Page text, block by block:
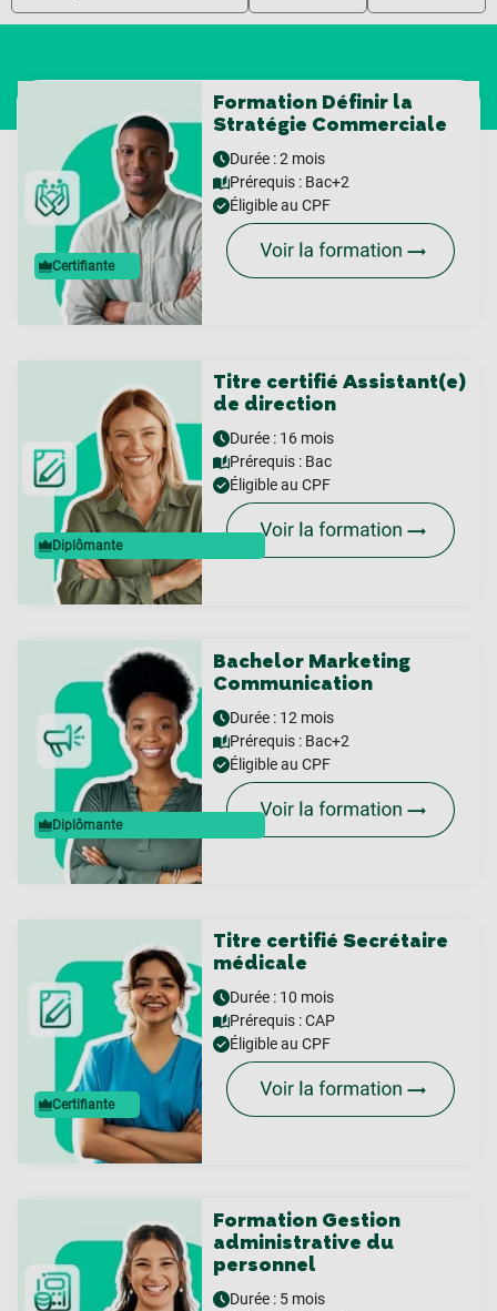
Certifiante
Formation Définir la
Stratégie Commerciale
Durée : 2 mois
Prérequis : Bac+2
Éligible au CPF
Diplômante
Titre certifié Assistant(e)
de direction
Durée : 16 mois
Prérequis : Bac
Éligible au CPF
Diplômante
Bachelor Marketing
Communication
Durée : 12 mois
Prérequis : Bac+2
Éligible au CPF
Certifiante
Titre certifié Secrétaire
médicale
Durée : 10 mois
Prérequis :CAP
Éligible au CPF
Formation Gestion
administrative du
personnel
Durée : 5 mois